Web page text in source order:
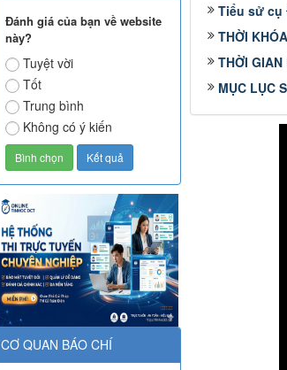
Tiểu sử
THỜI
THỜI GIAN
MỤC LỤC
Đánh giá của bạn về website
này?
Tuyệt vời
Tốt
Trung bình
Không có ý kiến
CƠ QUAN BÁO CHÍ